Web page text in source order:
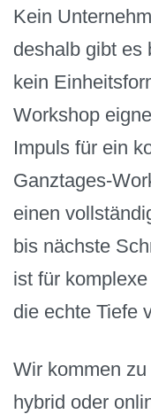
Kein
deshalb gibt es
kein
Workshop
Impuls für ein
Ganztages-
einen
bis nächste
ist für
die echte Tiefe
Wir kommen
hybrid oder